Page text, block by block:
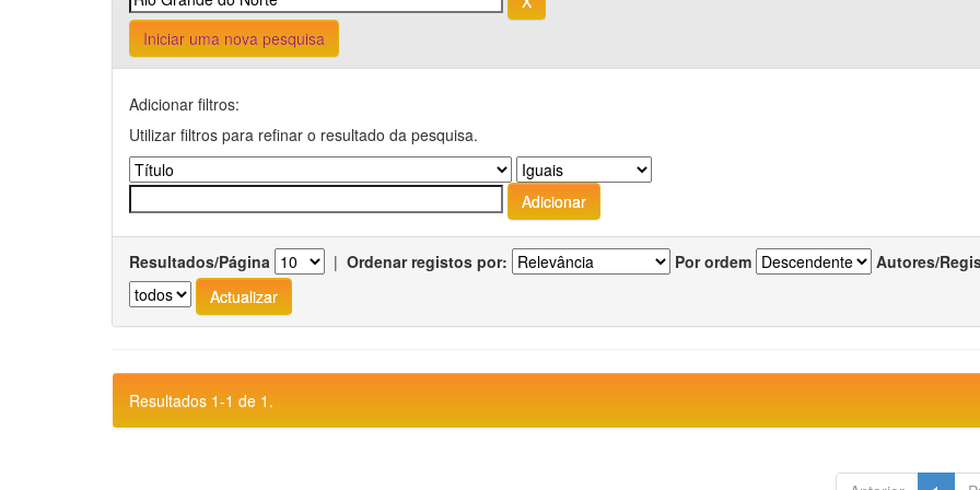
Iniciar uma nova pesquisa
Adicionar filtros:
Utilizar filtros para refinar o resultado da pesquisa.
Resultados/Página | Ordenar registos por: Por ordem Autores/
Resultados 1-1 de 1.